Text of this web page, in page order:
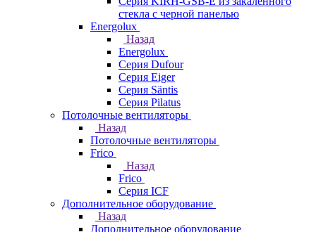
стекла с черной панелью
Energolux
Назад
Energolux
Серия Dufour
Серия Eiger
Серия Säntis
Серия Pilatus
Потолочные вентиляторы
Назад
Потолочные вентиляторы
Frico
Назад
Frico
Серия ICF
Дополнительное оборудование
Назад
Дополнительное оборудование